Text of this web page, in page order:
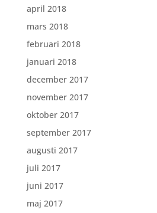
april 2018
mars 2018
februari 2018
januari 2018
december 2017
november 2017
oktober 2017
september 2017
augusti 2017
juli 2017
juni 2017
maj 2017